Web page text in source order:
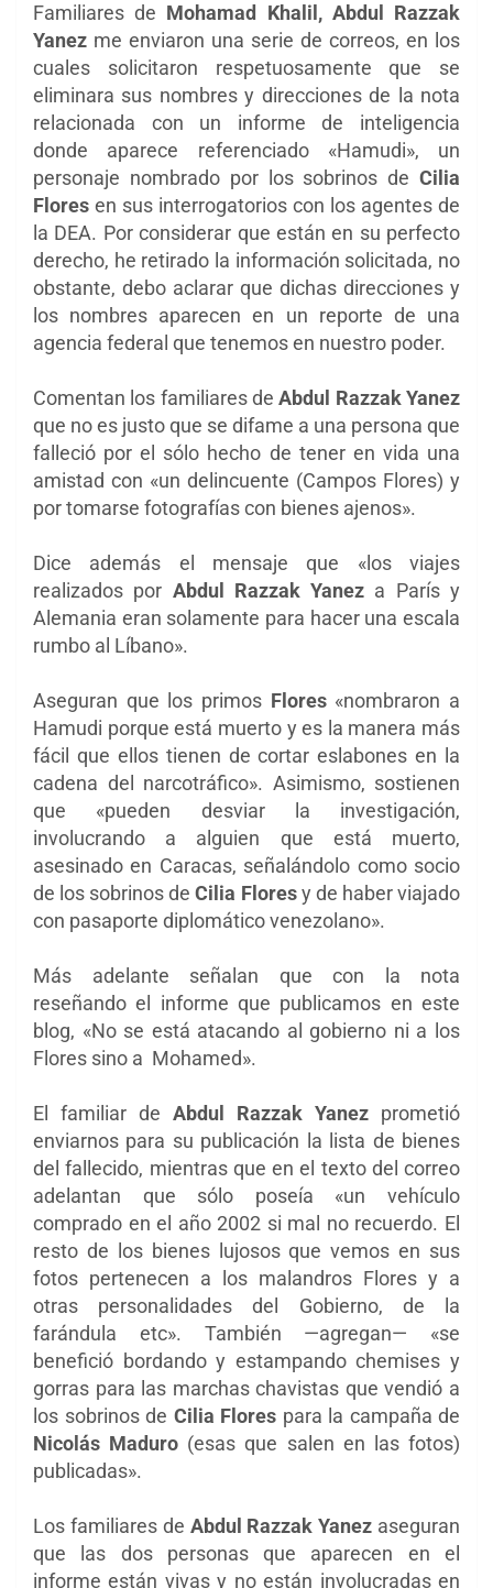
Familiares de Mohamad Khalil, Abdul Razzak
Yanez me enviaron una serie de correos, en los
cuales solicitaron respetuosamente que se
eliminara sus nombres y direcciones de la nota
relacionada con un informe de inteligencia
donde aparece referenciado «Hamudi», un
personaje nombrado por los sobrinos de Cilia
Flores en sus interrogatorios con los agentes de
la DEA. Por considerar que están en su perfecto
derecho, he retirado la información solicitada, no
obstante, debo aclarar que dichas direcciones y
los nombres aparecen en un reporte de una
agencia federal que tenemos en nuestro poder.
Comentan los familiares deAbdul Razzak Yanez
que no es justo que se difame a una persona que
falleció por el sólo hecho de tener en vida una
amistad con «un delincuente (Campos Flores) y
por tomarse fotografías con bienes ajenos».
Dice además el mensaje que «los viajes
realizados por Abdul Razzak Yanez a París y
Alemania eran solamente para hacer una escala
rumbo al Líbano».
Aseguran que los primos Flores«nombraron a
Hamudi porque está muerto y es la manera más
fácil que ellos tienen de cortar eslabones en la
cadena del narcotráfico». Asimismo, sostienen
que «pueden desviar la investigación,
involucrando a alguien que está muerto,
asesinado en Caracas, señalándolo como socio
de los sobrinos deCilia Floresy de haber viajado
con pasaporte diplomático venezolano».
Más adelante señalan que con la nota
reseñando el informe que publicamos en este
blog, «No se está atacando al gobierno ni a los
Flores sino a Mohamed».
El familiar de Abdul Razzak Yanez prometió
enviarnos para su publicación la lista de bienes
del fallecido, mientras que en el texto del correo
adelantan que sólo poseía «un vehículo
comprado en el año 2002 si mal no recuerdo. El
resto de los bienes lujosos que vemos en sus
fotos pertenecen a los malandros Flores y a
otras personalidades del Gobierno, de la
farándula etc». También —agregan— «se
benefició bordando y estampando chemises y
gorras para las marchas chavistas que vendió a
los sobrinos de Cilia Flores para la campaña de
Nicolás Maduro (esas que salen en las fotos)
publicadas».
Los familiares de Abdul Razzak Yanez aseguran
que las dos personas que aparecen en el
informe están vivas y no están involucradas en